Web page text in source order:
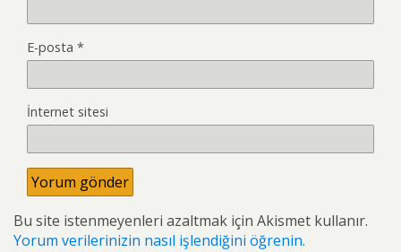
E-posta *
İnternet sitesi
Bu site istenmeyenleri azaltmak için Akismet kullanır.
Yorum verilerinizin nasıl işlendiğini öğrenin.